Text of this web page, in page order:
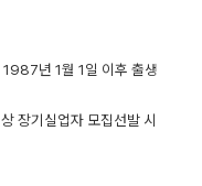
년 1월 1일 이후 출생
장기실업자 모집선발 시